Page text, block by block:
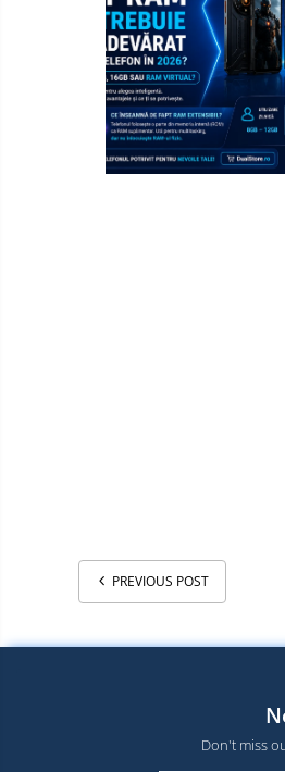
PREVIOUS POST
Don't miss